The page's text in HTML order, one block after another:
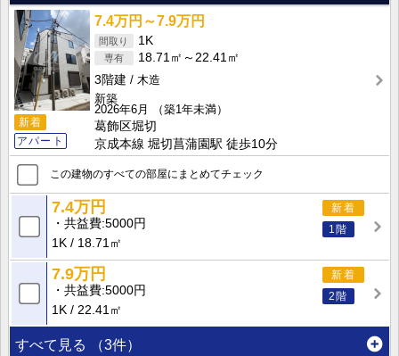
新着
アパート
7.4万円～7.9万円
1K
18.71㎡～22.41㎡
3階建
木造
新築
2026年6月
（築1年未満）
葛飾区堀切
京成本線 堀切菖蒲園駅 徒歩10分
この建物のすべての部屋にまとめてチェック
新着
1階
7.4万円
共益費 5000円
1K
18.71㎡
新着
2階
7.9万円
共益費 5000円
1K
22.41㎡
すべて見る （3件）